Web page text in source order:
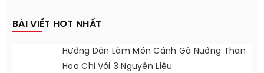
BÀI VIẾT HOT NHẤT
Hướng Dẫn Làm Món Cánh Gà Nướng Than
Hoa Chỉ Với 3 Nguyên Liệu